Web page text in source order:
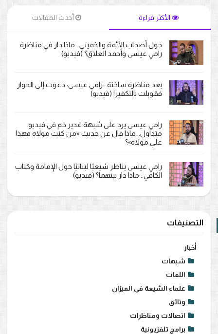
الأكثر قراءة أحدث المقالات
حول أصحاب الأئمة والخميني.. ماذا دار في مناظرة
رامي عيسى وأحمد العلاق؟ (فيديو)
بعد مناظرة ساخنة.. رامي عيسى: دعوت إلى الحوار
فقوبلت بالتكفير! (فيديو)
رامي عيسى يرد على شبهة غدير خم في فيديو
متداول.. ماذا قال عن حديث «من كنت مولاه فهذا
علي مولاه»؟
رامي عيسى يناظر شيعيًا لبنانيًا حول الإمامة وكتاب
الكافي.. ماذا دار بينهما؟ (فيديو)
التصنيفات
أخبار
شبهات
اللغات
علماء الشيعة في الميزان
وثائق
اتصالات ومناظرات
برامج تلفزيونية